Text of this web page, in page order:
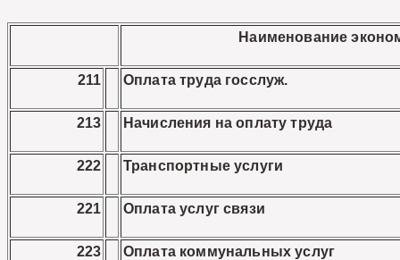
Наименование
211 Оплата труда госслуж.
213 Начисления на оплату труда
222 Транспортные услуги
221 Оплата услуг связи
223 Оплата коммунальных услуг